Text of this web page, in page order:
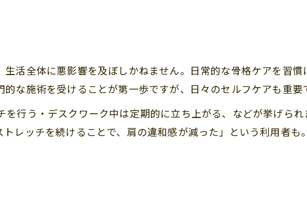
こりに悩まない快適な日常づくりのコツ
こりを和らげるストレッチやリラックス法
こりケアで叶える美しく健康な毎日の秘訣
活全体に悪影響を及ぼしかねません。日常的な骨格ケアを習
な施術を受けることが第一歩ですが、日々のセルフケアも重要
行う・デスクワーク中は定期的に立ち上がる、などが挙げら
レッチを続けることで、肩の違和感が減った」という利用者も